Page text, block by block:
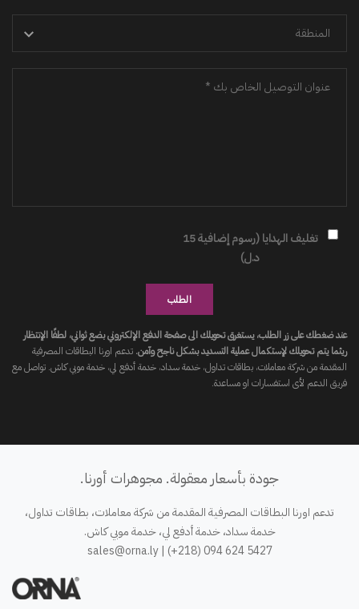
تغليف الهدايا (رسوم إضافية 15
د.ل)
الطلب
عند ضغطك على زر الطلب، يستغرق تحويلك الى صفحة الدفع الإلكتروني بضع ثواني، لطفًا الإنتظار
ريثما يتم تحويلك لإستكمال عملية التسديد بشكل ناجح وآمن. تدعم اورنا البطاقات المصرفية
المقدمة من شركة معاملات، بطاقات تداول، خدمة سداد، خدمة أدفع لي، خدمة موبي كاش. تواصل مع
فريق الدعم لأى استفسارات او مساعدة.
جودة بأسعار معقولة. مجوهرات أورنا.
تدعم اورنا البطاقات المصرفية المقدمة من شركة معاملات، بطاقات تداول،
خدمة سداد، خدمة أدفع لي، خدمة موبي كاش.
sales@orna.ly| (+218) 094 624 5427